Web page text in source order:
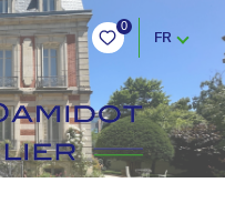
0
FR